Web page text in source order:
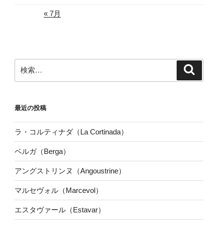
« 7月
索:
最近の投稿
ラ・コルティナダ（La Cortinada）
ベルガ（Berga）
アングストリンヌ（Angoustrine）
マルセヴォル（Marcevol）
エスタヴァール（Estavar）